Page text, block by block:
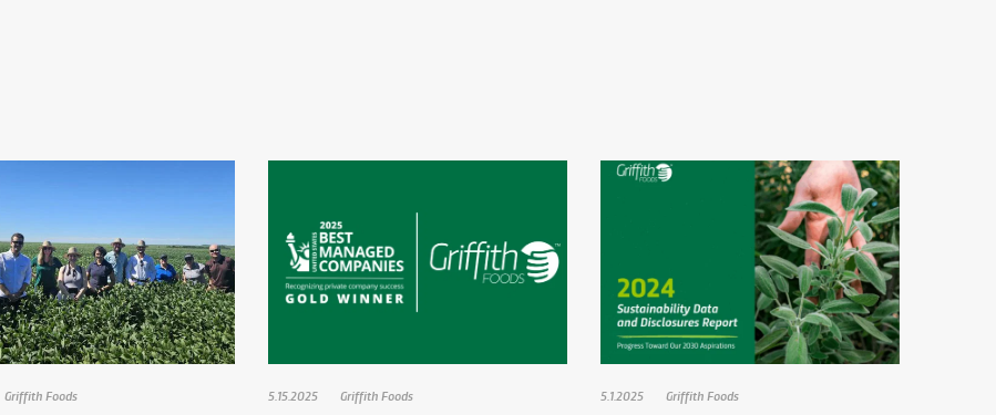
Griffith Foods 5.15.2025 Griffith Foods 5.1.2025 Griffith Foods